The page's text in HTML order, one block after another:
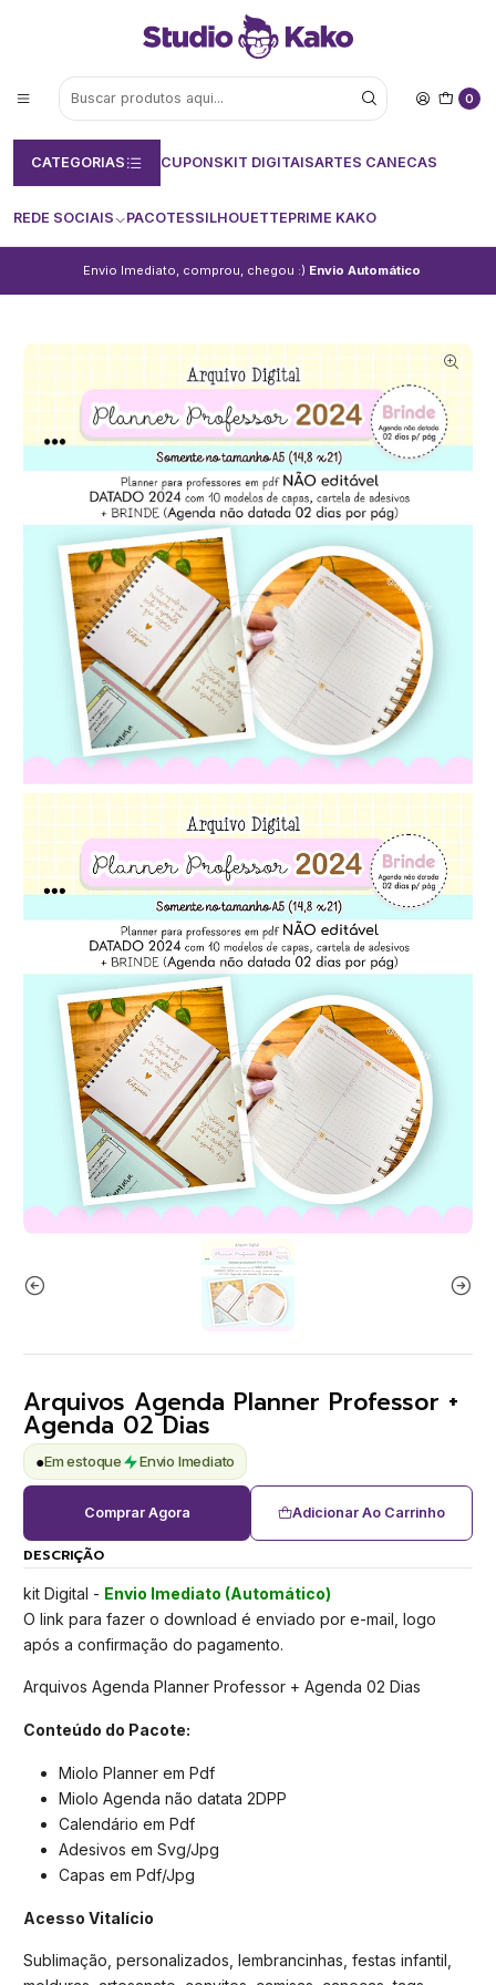
0
CATEGORIAS CUPONSKIT DIGITAISARTES CANECAS
REDE SOCIAIS PACOTESSILHOUETTEPRIME KAKO
Envio Imediato, comprou, chegou :) Envio Automático
Arquivos Agenda Planner Professor +
Agenda 02 Dias
●Em estoque Envio Imediato
Adicionar Ao Carrinho
Comprar Agora
DESCRIÇÃO
kit Digital - Envio Imediato (Automático)
O link para fazer o download é enviado por e-mail, logo
após a confirmação do pagamento.
Arquivos Agenda Planner Professor + Agenda 02 Dias
Conteúdo do Pacote:
Miolo Planner em Pdf
Miolo Agenda não datata 2DPP
Calendário em Pdf
Adesivos em Svg/Jpg
Capas em Pdf/Jpg
Acesso Vitalício
Sublimação, personalizados, lembrancinhas, festas infantil,